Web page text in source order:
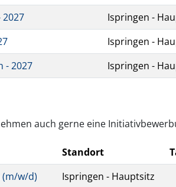
Ispringen -
Ispringen -
- 2027
Ispringen -
auch gerne eine
Standort
w/d)
Ispringen - Hauptsitz